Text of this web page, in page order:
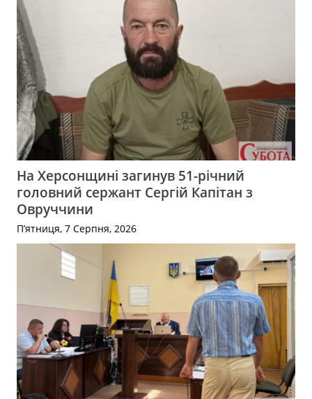
На Херсонщині загинув 51-річний
головний сержант Сергій Капітан з
Овруччини
П’ятниця, 7 Серпня, 2026